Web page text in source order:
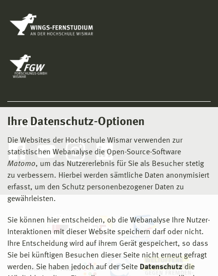
Ihre Datenschutz-Optionen
Die Websites der Hochschule Wismar verwenden zur
statistischen Webanalyse die Open-Source-Software
Matomo, um das Nutzererlebnis für Sie als Besucher stetig
zu verbessern. Hierbei werden sämtliche Daten anonymisiert
erfasst, um den Schutz personenbezogener Daten zu
gewährleisten.
Sie können hier entscheiden, ob die Webanalyse Ihre Nutzer-
Interaktionen mit dieser Website speichern darf oder nicht.
Ihre Entscheidung wird auf ihrem Gerät gespeichert, so dass
Sie bei künftigen Besuchen dieser Seite nicht erneut gefragt
werden. Sie haben jedoch auf der Seite Datenschutz die
Social Media